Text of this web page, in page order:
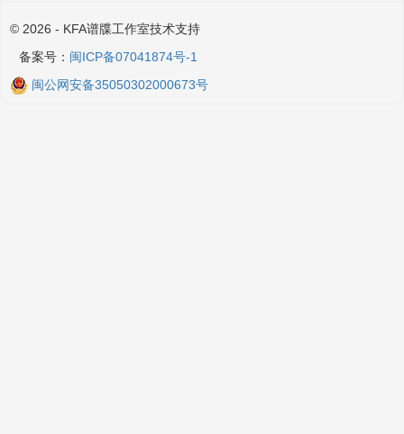
© 2026 - KFA谱牒工作室技术支持
备案号： 闽ICP备07041874号-1
闽公网安备35050302000673号